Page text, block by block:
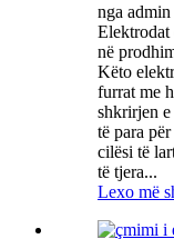
nga
në
Këto
furrat me
shkrirjen
të para
cilësi të
të tjera...
Lexo më